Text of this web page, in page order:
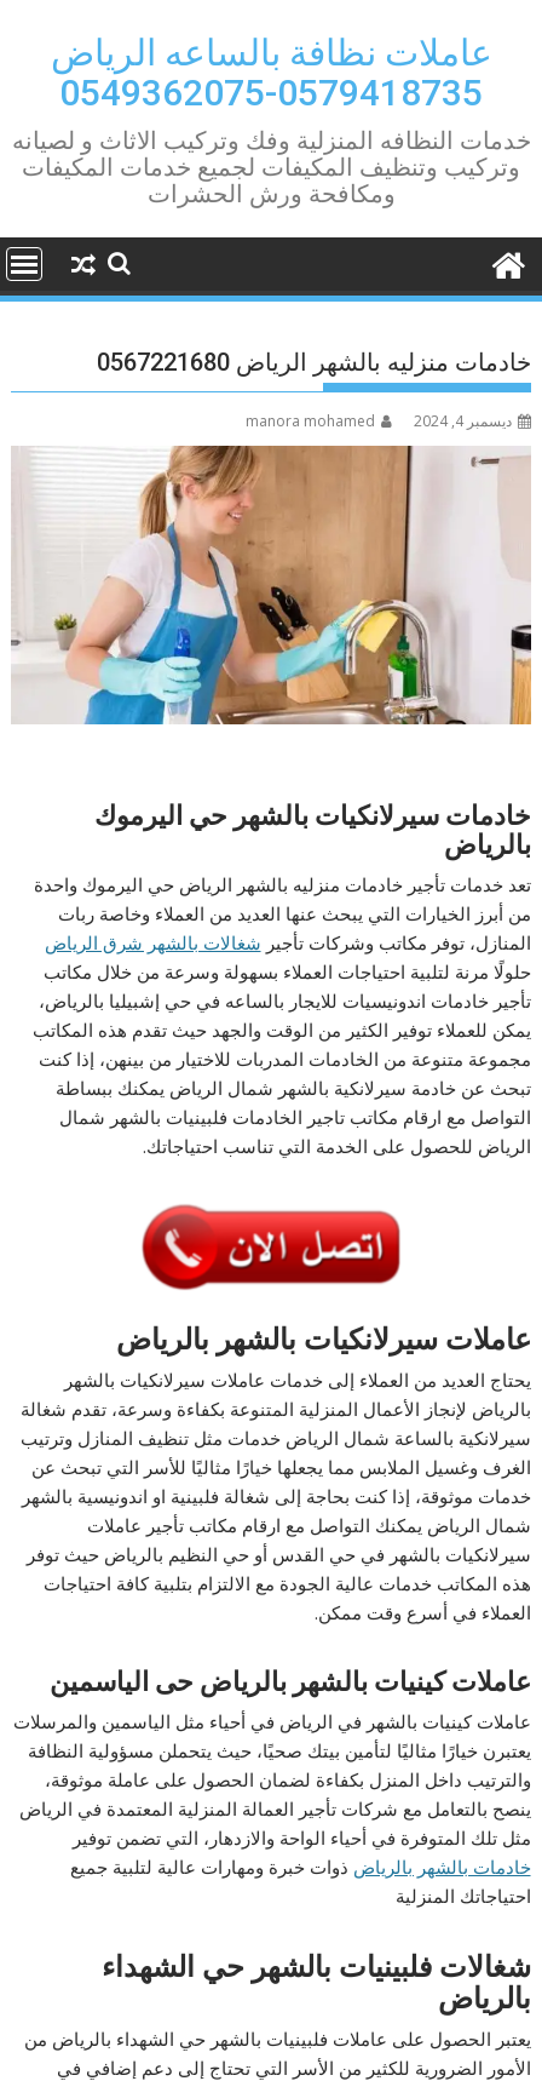
contentعاملات نظافة بالساعه الرياض
0579418735-0549362075
خدمات النظافه المنزلية وفك وتركيب الاثاث و لصيانه
وتركيب وتنظيف المكيفات لجميع خدمات المكيفات
ومكافحة ورش الحشرات
خادمات منزليه بالشهر الرياض 0567221680
ديسمبر 4, 2024 manora mohamed
خادمات سيرلانكيات بالشهر حي اليرموك
بالرياض
تعد خدمات تأجير خادمات منزليه بالشهر الرياض حي اليرموك واحدة
من أبرز الخيارات التي يبحث عنها العديد من العملاء وخاصة ربات
المنازل، توفر مكاتب وشركات تأجير شغالات بالشهر شرق الرياض
حلولًا مرنة لتلبية احتياجات العملاء بسهولة وسرعة من خلال مكاتب
تأجير خادمات اندونيسيات للايجار بالساعه في حي إشبيليا بالرياض،
يمكن للعملاء توفير الكثير من الوقت والجهد حيث تقدم هذه المكاتب
مجموعة متنوعة من الخادمات المدربات للاختيار من بينهن، إذا كنت
تبحث عن خادمة سيرلانكية بالشهر شمال الرياض يمكنك ببساطة
التواصل مع ارقام مكاتب تاجير الخادمات فلبينيات بالشهر شمال
الرياض للحصول على الخدمة التي تناسب احتياجاتك.
عاملات سيرلانكيات بالشهر بالرياض
يحتاج العديد من العملاء إلى خدمات عاملات سيرلانكيات بالشهر
بالرياض لإنجاز الأعمال المنزلية المتنوعة بكفاءة وسرعة، تقدم شغالة
سيرلانكية بالساعة شمال الرياض خدمات مثل تنظيف المنازل وترتيب
الغرف وغسيل الملابس مما يجعلها خيارًا مثاليًا للأسر التي تبحث عن
خدمات موثوقة، إذا كنت بحاجة إلى شغالة فلبينية او اندونيسية بالشهر
شمال الرياض يمكنك التواصل مع ارقام مكاتب تأجير عاملات
سيرلانكيات بالشهر في حي القدس أو حي النظيم بالرياض حيث توفر
هذه المكاتب خدمات عالية الجودة مع الالتزام بتلبية كافة احتياجات
العملاء في أسرع وقت ممكن.
عاملات كينيات بالشهر بالرياض حى الياسمين
عاملات كينيات بالشهر في الرياض في أحياء مثل الياسمين والمرسلات
يعتبرن خيارًا مثاليًا لتأمين بيتك صحيًا، حيث يتحملن مسؤولية النظافة
والترتيب داخل المنزل بكفاءة لضمان الحصول على عاملة موثوقة،
ينصح بالتعامل مع شركات تأجير العمالة المنزلية المعتمدة في الرياض
مثل تلك المتوفرة في أحياء الواحة والازدهار، التي تضمن توفير
خادمات بالشهر بالرياض ذوات خبرة ومهارات عالية لتلبية جميع
احتياجاتك المنزلية
شغالات فلبينيات بالشهر حي الشهداء
بالرياض
يعتبر الحصول على عاملات فلبينيات بالشهر حي الشهداء بالرياض من
الأمور الضرورية للكثير من الأسر التي تحتاج إلى دعم إضافي في